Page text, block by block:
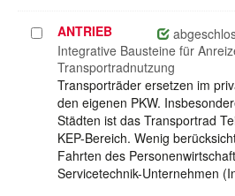
Projekt
auswählen
ANTRIEB
Integrative Bausteine für
Transportradnutzung
Transporträder ersetzen im
den eigenen PKW.
Städten ist das Transportrad
KEP-Bereich. Wenig
Fahrten des
Servicetechnik-Unternehmen